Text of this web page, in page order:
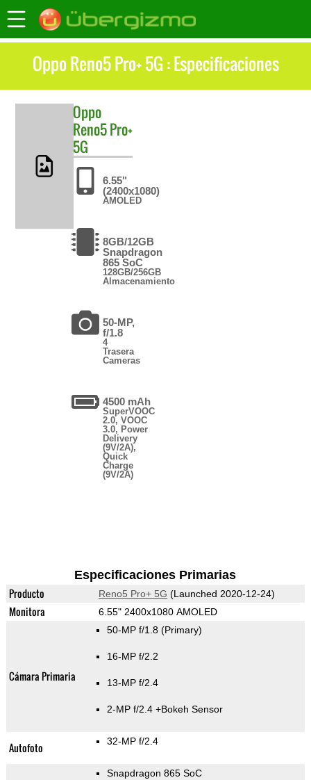
Oppo Reno5 Pro+ 5G : Especificaciones
Oppo
Reno5 Pro+
5G
6.55"
(2400x1080)
AMOLED
8GB/12GB
Snapdragon
865 SoC
128GB/256GB
Almacenamiento
50-MP,
f/1.8
4
Trasera
Cameras
4500 mAh
SuperVOOC
2.0, VOOC
3.0, Power
Delivery
(9V/2A),
Quick
Charge
(9V/2A)
Especificaciones Primarias
Producto Reno5 Pro+ 5G (Launched 2020-12-24)
Monitora 6.55" 2400x1080 AMOLED
Cámara Primaria
50-MP f/1.8 (Primary)
16-MP f/2.2
13-MP f/2.4
2-MP f/2.4 +Bokeh Sensor
Autofoto 32-MP f/2.4
Snapdragon 865 SoC